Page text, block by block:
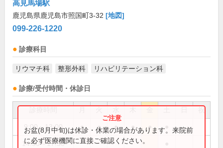
高見馬場駅
鹿児島県鹿児島市照国町3-32 [地図]
099-226-1220
診療科目
リウマチ科 整形外科 リハビリテーション科
診療/受付時間・休診日
祝
9:00～13:00 ● ● ● ● ●
14:30～17:30
お盆(8月中旬)は休診・休業の場合があります。来院前
に必ず医療機関に直接ご確認ください。